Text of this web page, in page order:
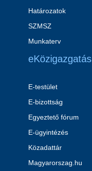
Határozatok
SZMSZ
Munkaterv
eKözigazgatás
E-testület
E-bizottság
Egyeztető fórum
E-ügyintézés
Közadattár
Magyarorszag.hu